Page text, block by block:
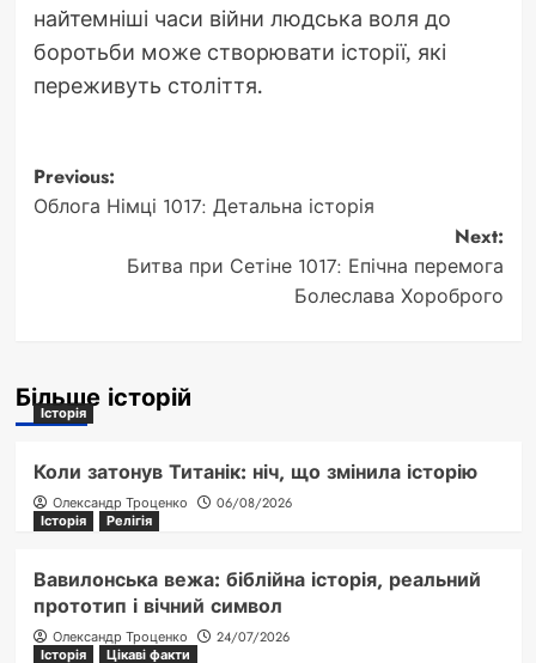
найтемніші часи війни людська воля до
боротьби може створювати історії, які
переживуть століття.
Post
navigation
Previous:
Облога Німці 1017: Детальна історія
Next:
Битва при Сетіне 1017: Епічна перемога
Болеслава Хороброго
Більше історій
Історія
Коли затонув Титанік: ніч, що змінила історію
Олександр Троценко
06/08/2026
Історія
Релігія
Вавилонська вежа: біблійна історія, реальний
прототип і вічний символ
Олександр Троценко
24/07/2026
Історія
Цікаві факти